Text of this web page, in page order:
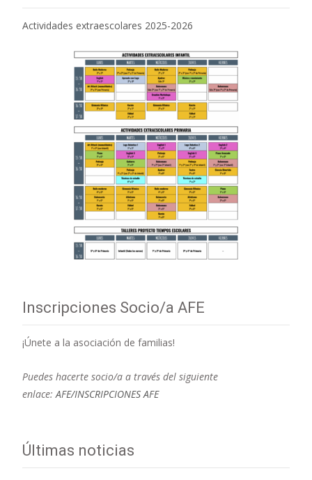
Actividades extraescolares 2025-2026
Inscripciones Socio/a AFE
¡Únete a la asociación de familias!
Puedes hacerte socio/a a través del siguiente
enlace: AFE/INSCRIPCIONES AFE
Últimas noticias